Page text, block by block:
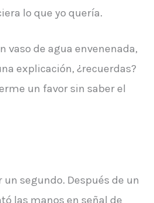
lo que yo quería.
vaso de agua envenenada,
explicación, ¿recuerdas?
un favor sin saber el
segundo. Después de un
las manos en señal de